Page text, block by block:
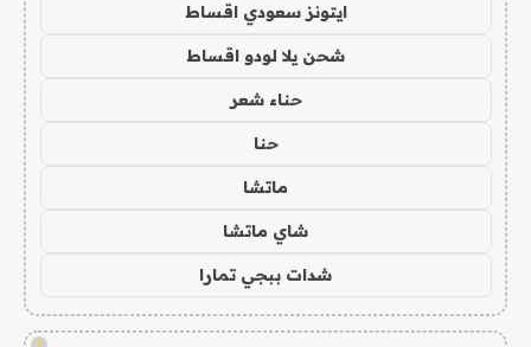
ايتونز سعودي اقساط
شحن يلا لودو اقساط
حناء شعر
حنا
ماتشا
شاي ماتشا
شدات ببجي تمارا